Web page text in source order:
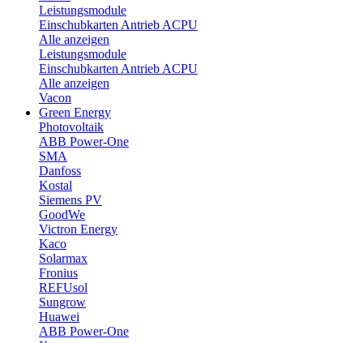
Leistungsmodule
Einschubkarten Antrieb ACPU
Alle anzeigen
Leistungsmodule
Einschubkarten Antrieb ACPU
Alle anzeigen
Vacon
Green Energy
Photovoltaik
ABB Power-One
SMA
Danfoss
Kostal
Siemens PV
GoodWe
Victron Energy
Kaco
Solarmax
Fronius
REFUsol
Sungrow
Huawei
ABB Power-One